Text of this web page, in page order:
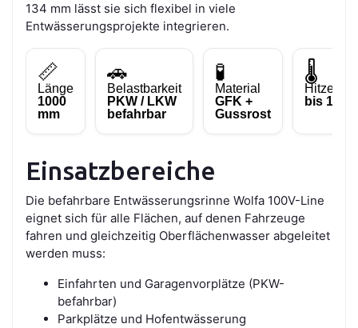
134 mm lässt sie sich flexibel in viele
Entwässerungsprojekte integrieren.
📏
Länge
1000
mm
🚗
Belastbarkeit
PKW / LKW
befahrbar
🧪
Material
GFK +
Gussrost
🌡️
bis 100
Einsatzbereiche
Die befahrbare Entwässerungsrinne Wolfa 100V-Line
eignet sich für alle Flächen, auf denen Fahrzeuge
fahren und gleichzeitig Oberflächenwasser abgeleitet
werden muss:
Einfahrten und Garagenvorplätze (PKW-
befahrbar)
Parkplätze und Hofentwässerung